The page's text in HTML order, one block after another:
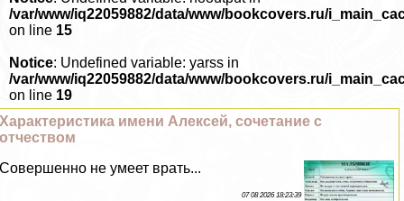
/var/www/iq22059882/data/www/bookcovers.ru/
on line 15
Notice: Undefined variable: yarss in
/var/www/iq22059882/data/www/bookcovers.ru/
on line 19
Хаpaктеристика имени Алексей, сочетание с
отчеством
Совершенно не умеет врать...
07 08 2026 18:23:39